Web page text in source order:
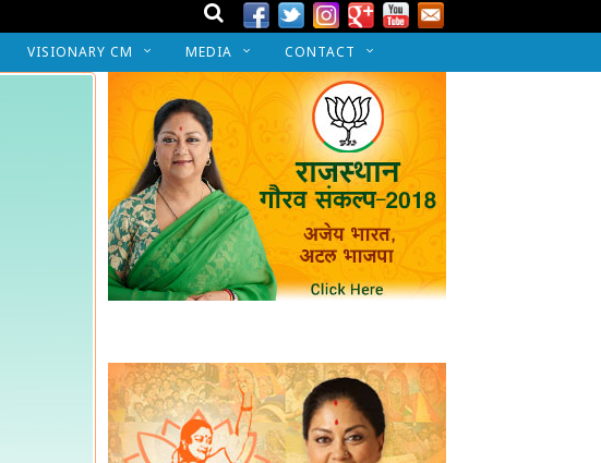
VISIONARY CM MEDIA CONTACT